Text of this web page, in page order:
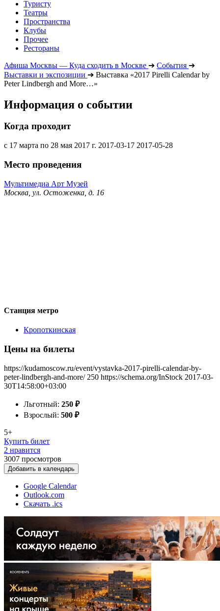
Туристу
Театры
Пространства
Клубы
Прочее
Рестораны
Афиша Москвы — Куда сходить в Москве ➔ События ➔
Выставки и экспозиции ➔ Выставка «2017 Pirelli Calendar by
Peter Lindbergh and More…»
Информация о событии
Когда проходит
с 17 марта по 28 мая 2017 г. 2017-03-17 2017-05-28
Место проведения
Мультимедиа Арт Музей
Москва, ул. Остоженка, д. 16
Станция метро
Кропоткинская
Цены на билеты
https://kudamoscow.ru/event/vystavka-2017-pirelli-calendar-by-
peter-lindbergh-and-more/ 250 https://schema.org/InStock 2017-03-
30T14:58:00+03:00
Льготный: 250 ₽
Взрослый: 500 ₽
5+
Купить билет
2 нравится
3007 просмотров
Добавить в календарь
Google Calendar
Outlook.com
Скачать .ics